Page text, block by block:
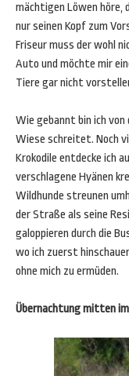
mächtigen Löwen
nur seinen Kopf zum
Friseur muss der wohl
Auto und möchte mir
Tiere gar nicht
Wie gebannt bin ich von
Wiese schreitet. Noch
Krokodile entdecke ich
verschlagene Hyänen
Wildhunde streunen
der Straße als seine
galoppieren durch die
wo ich zuerst
ohne mich zu ermüden.
Übernachtung mitten